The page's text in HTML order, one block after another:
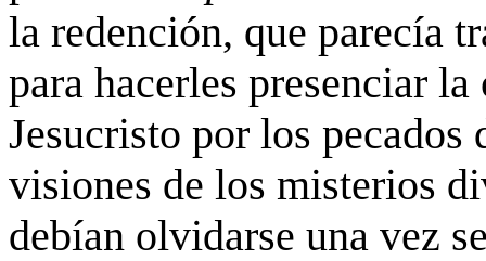
la redención, que parecía
para hacerles presenciar
Jesucristo por los pecados
visiones de los misterios
debían olvidarse una vez